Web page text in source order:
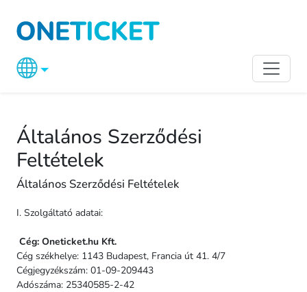
Általános Szerződési
Feltételek
Általános Szerződési Feltételek
I. Szolgáltató adatai:
Cég: Oneticket.hu Kft.
Cég székhelye: 1143 Budapest, Francia út 41. 4/7
Cégjegyzékszám: 01-09-209443
Adószáma: 25340585-2-42